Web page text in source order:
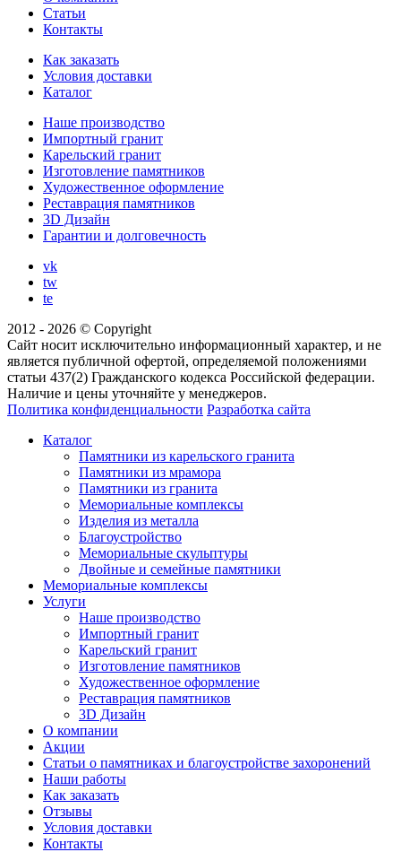
Статьи
Контакты
Как заказать
Условия доставки
Каталог
Наше производство
Импортный гранит
Карельский гранит
Изготовление памятников
Художественное оформление
Реставрация памятников
3D Дизайн
Гарантии и долговечность
vk
tw
te
2012 - 2026 © Copyright
Сайт носит исключительно информационный характер, и не
является публичной офертой, определяемой положениями
статьи 437(2) Гражданского кодекса Российской федерации.
Наличие и цены уточняйте у менеджеров.
Политика конфиденциальности Разработка сайта
Каталог
Памятники из карельского гранита
Памятники из мрамора
Памятники из гранита
Мемориальные комплексы
Изделия из металла
Благоустройство
Мемориальные скульптуры
Двойные и семейные памятники
Мемориальные комплексы
Услуги
Наше производство
Импортный гранит
Карельский гранит
Изготовление памятников
Художественное оформление
Реставрация памятников
3D Дизайн
О компании
Акции
Статьи о памятниках и благоустройстве захоронений
Наши работы
Как заказать
Отзывы
Условия доставки
Контакты